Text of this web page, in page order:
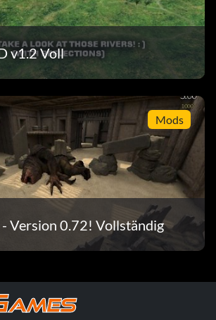
v1.2 Voll
Mods
- Version 0.72! Vollständig